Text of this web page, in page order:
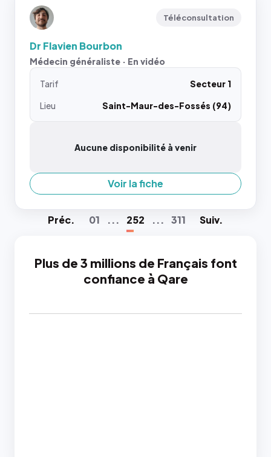
Téléconsultation
Dr Flavien Bourbon
Médecin généraliste · En vidéo
Tarif
Secteur 1
Lieu
Saint-Maur-des-Fossés (94)
Aucune disponibilité à venir
Voir la fiche
Préc. 01 ... 252 ... 311 Suiv.
Plus de 3 millions de Français font
confiance à Qare